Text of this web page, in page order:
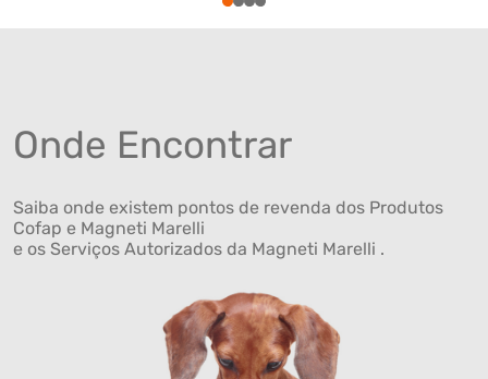
1234
Onde Encontrar
Saiba onde existem pontos de revenda dos Produtos
Cofap e Magneti Marelli
e os Serviços Autorizados da Magneti Marelli .